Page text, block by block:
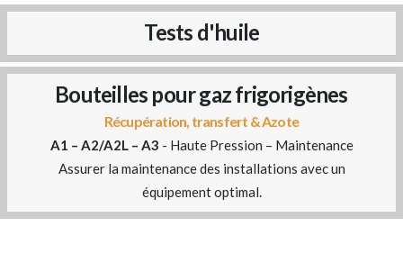
Tests d'huile
Bouteilles pour gaz frigorigènes
Récupération, transfert & Azote
A1 – A2/A2L – A3 - Haute Pression – Maintenance
Assurer la maintenance des installations avec un
équipement optimal.